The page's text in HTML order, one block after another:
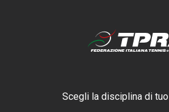
Scegli la disciplina di